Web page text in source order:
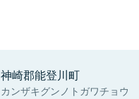
神崎郡能登川町
カンザキグンノトガワチョウ